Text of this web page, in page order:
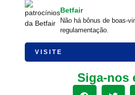
Betfair
Não há bônus de boas-
regulamentação.
VISITE
Siga-nos